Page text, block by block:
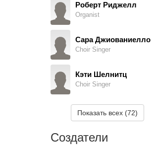
Роберт Риджелл
Organist
Сара Джиованиелло
Choir Singer
Кэти Шелнитц
Choir Singer
Аарон О’Нилл
Choir Singer
Томас Дж. Миэн
Показать всех (72)
Создатели